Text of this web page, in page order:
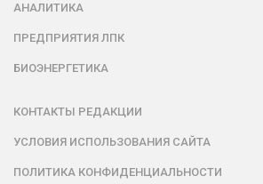
АНАЛИТИКА
ПРЕДПРИЯТИЯ ЛПК
БИОЭНЕРГЕТИКА
КОНТАКТЫ РЕДАКЦИИ
УСЛОВИЯ ИСПОЛЬЗОВАНИЯ САЙТА
ПОЛИТИКА КОНФИДЕНЦИАЛЬНОСТИ